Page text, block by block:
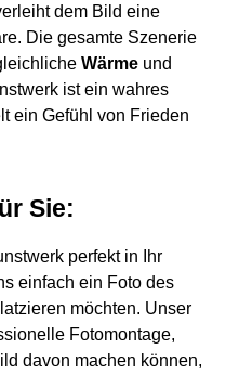
dem Bild eine
Die gesamte Szenerie
Wärme und
ist ein wahres
ein Gefühl von Frieden
Sie:
perfekt in Ihr
einfach ein Foto des
möchten. Unser
Fotomontage,
davon machen können,